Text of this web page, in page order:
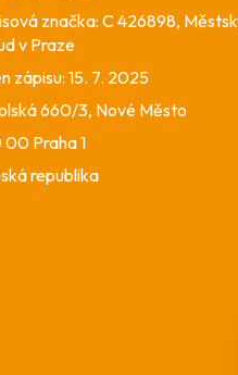
značka: C 426898,
v Praze
zápisu: 15. 7. 2025
660/3, Nové Město
00 Praha 1
republika